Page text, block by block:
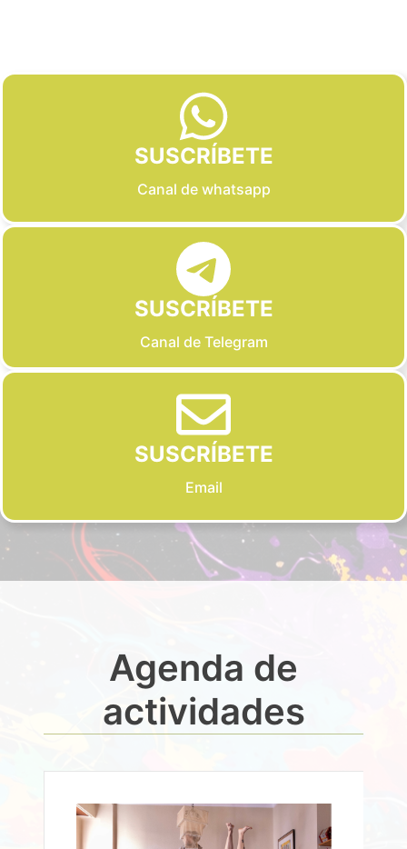
SUSCRÍBETE
Canal de whatsapp
SUSCRÍBETE
Canal de Telegram
SUSCRÍBETE
Email
Agenda de
actividades